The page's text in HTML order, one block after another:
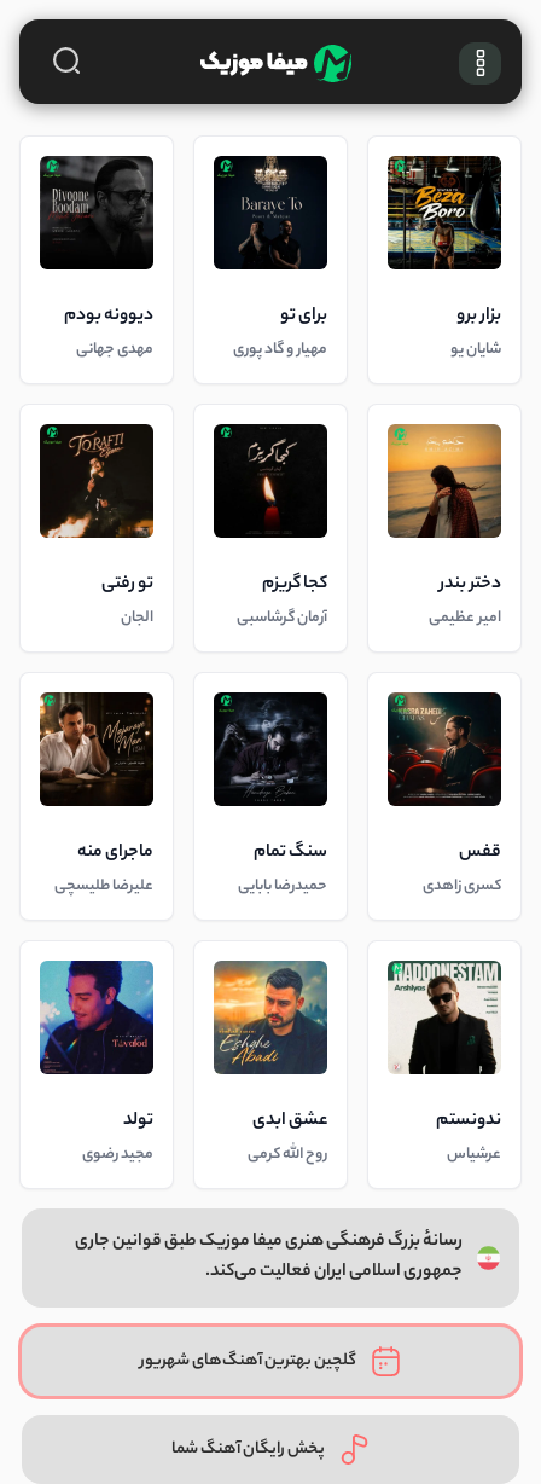
بزار برو
شایان یو
برای تو
مهیار و گاد پوری
دیوونه بودم
مهدی جهانی
دختر بندر
امیر عظیمی
کجا گریزم
آرمان گرشاسبی
تو رفتی
الجان
قفس
کسری زاهدی
سنگ تمام
حمیدرضا بابایی
ماجرای منه
علیرضا طلیسچی
ندونستم
عرشیاس
عشق ابدی
روح الله کرمی
تولد
مجید رضوی
رسانهٔ بزرگ فرهنگی هنری میفا موزیک طبق قوانین جاری
جمهوری اسلامی ایران فعالیت می‌کند.
گلچین بهترین آهنگ‌های شهریور
پخش رایگان آهنگ شما